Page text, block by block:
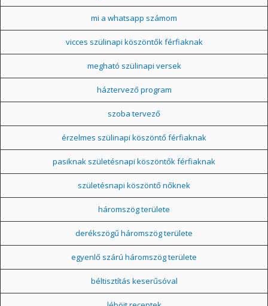
mi a whatsapp számom
vicces szülinapi köszöntők férfiaknak
megható szülinapi versek
háztervező program
szoba tervező
érzelmes szülinapi köszöntő férfiaknak
pasiknak születésnapi köszöntők férfiaknak
születésnapi köszöntő nőknek
háromszög területe
derékszögű háromszög területe
egyenlő szárú háromszög területe
béltisztítás keserűsóval